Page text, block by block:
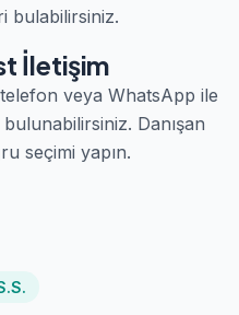
bulabilirsiniz.
İletişim
veya WhatsApp ile
Danışan
seçimi yapın.